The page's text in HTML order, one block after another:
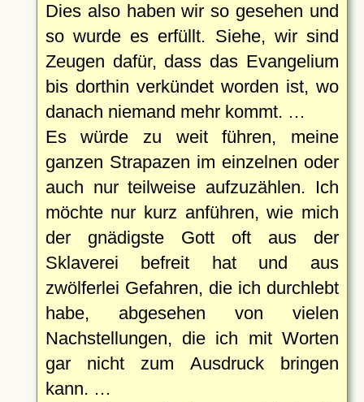
Dies also haben wir so gesehen und
so wurde es erfüllt. Siehe, wir sind
Zeugen dafür, dass das Evangelium
bis dorthin verkündet worden ist, wo
danach niemand mehr kommt. …
Es würde zu weit führen, meine
ganzen Strapazen im einzelnen oder
auch nur teilweise aufzuzählen. Ich
möchte nur kurz anführen, wie mich
der gnädigste Gott oft aus der
Sklaverei befreit hat und aus
zwölferlei Gefahren, die ich durchlebt
habe, abgesehen von vielen
Nachstellungen, die ich mit Worten
gar nicht zum Ausdruck bringen
kann. …